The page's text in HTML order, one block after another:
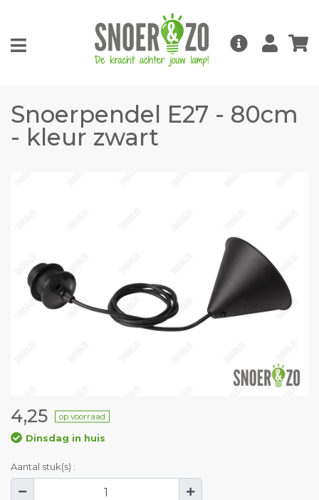
Snoerpendel E27 - 80cm
- kleur zwart
4,25 op voorraad
Dinsdag in huis
Aantal stuk(s) :